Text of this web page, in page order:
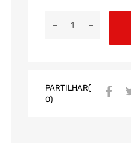
PARTILHAR(
0)